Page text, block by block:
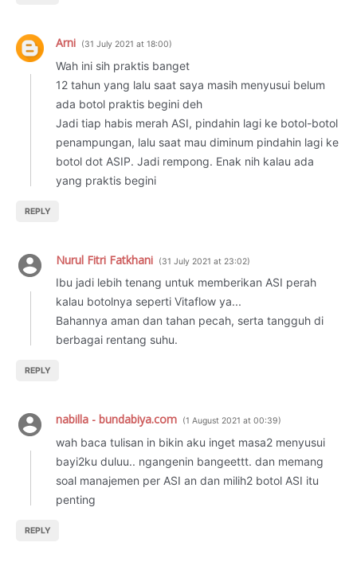
Arni 31 July 2021 at 18:00
Wah ini sih praktis banget
12 tahun yang lalu saat saya masih menyusui belum
ada botol praktis begini deh
Jadi tiap habis merah ASI, pindahin lagi ke botol-botol
penampungan, lalu saat mau diminum pindahin lagi ke
botol dot ASIP. Jadi rempong. Enak nih kalau ada
yang praktis begini
REPLY
Nurul Fitri Fatkhani 31 July 2021 at 23:02
Ibu jadi lebih tenang untuk memberikan ASI perah
kalau botolnya seperti Vitaflow ya...
Bahannya aman dan tahan pecah, serta tangguh di
berbagai rentang suhu.
REPLY
nabilla - bundabiya.com 1 August 2021 at 00:39
wah baca tulisan in bikin aku inget masa2 menyusui
bayi2ku duluu.. ngangenin bangeettt. dan memang
soal manajemen per ASI an dan milih2 botol ASI itu
penting
REPLY